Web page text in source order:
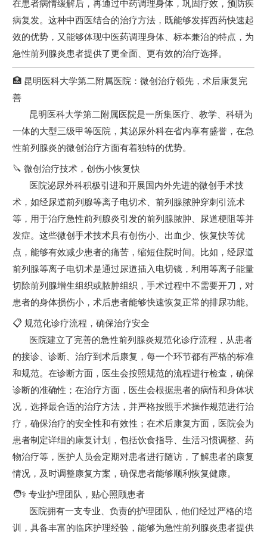
在患者病情缓解后，再通过中药调理身体，巩固疗效，预防疾
病复发。这种中西医结合的治疗方法，既能够发挥西药快速起
效的优势，又能够体现中医药调理身体、标本兼治的特点，为
急性前列腺炎患者提供了更全面、更有效的治疗选择。
🏥 昆明医科大学第二附属医院：微创治疗领先，术后康复完
善
昆明医科大学第二附属医院是一所集医疗、教学、科研为
一体的大型三级甲等医院，其泌尿外科在省内享有盛誉，在急
性前列腺炎的微创治疗方面有着独特的优势。
🔪 微创治疗技术，创伤小恢复快
医院泌尿外科积极引进和开展国内外先进的微创手术技
术，如经尿道前列腺等离子电切术、前列腺脓肿穿刺引流术
等，用于治疗急性前列腺炎引发的前列腺脓肿、尿道梗阻等并
发症。这些微创手术技术具有创伤小、出血少、恢复快等优
点，能够有效减少患者的痛苦，缩短住院时间。比如，经尿道
前列腺等离子电切术是通过尿道插入电切镜，利用等离子能量
切除前列腺增生组织或脓肿组织，手术过程中不需要开刀，对
患者的身体损伤小，术后患者能够快速恢复正常的排尿功能。
📋 规范化诊疗流程，确保治疗安全
医院建立了完善的急性前列腺炎规范化诊疗流程，从患者
的接诊、诊断、治疗到术后康复，每一个环节都有严格的标准
和规范。在诊断方面，医生会按照规范的流程进行检查，确保
诊断的准确性；在治疗方面，医生会根据患者的病情和身体状
况，选择最合适的治疗方法，并严格按照手术操作规范进行治
疗，确保治疗的安全性和有效性；在术后康复方面，医院会为
患者制定详细的康复计划，包括饮食指导、生活习惯调整、药
物治疗等，医护人员会定期对患者进行随访，了解患者的康复
情况，及时调整康复方案，确保患者能够顺利恢复健康。
🧑⚕️ 专业护理团队，贴心照顾患者
医院拥有一支专业、负责的护理团队，他们经过严格的培
训，具备丰富的临床护理经验，能够为急性前列腺炎患者提供